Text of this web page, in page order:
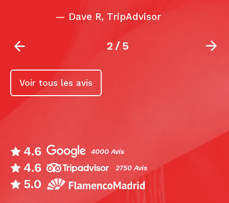
Dave R, TripAdvisor
2/5
Voir tous les avis
4.6 4000 Avis
4.6 2750 Avis
5.0